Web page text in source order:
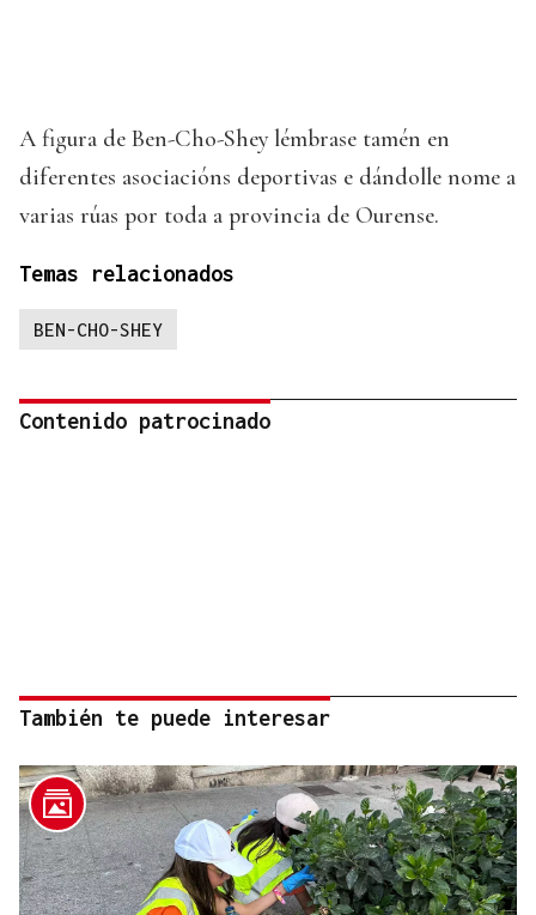
A figura de Ben-Cho-Shey lémbrase tamén en
diferentes asociacións deportivas e dándolle nome a
varias rúas por toda a provincia de Ourense.
Temas relacionados
BEN-CHO-SHEY
Contenido patrocinado
También te puede interesar